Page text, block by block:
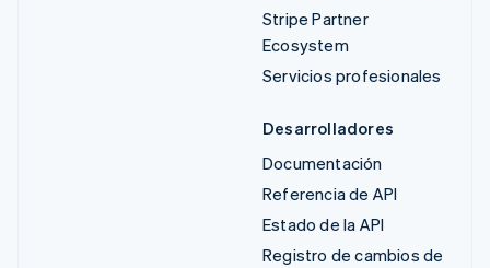
Stripe Partner
Ecosystem
Servicios profesionales
Desarrolladores
Documentación
Referencia de API
Estado de la API
Registro de cambios de